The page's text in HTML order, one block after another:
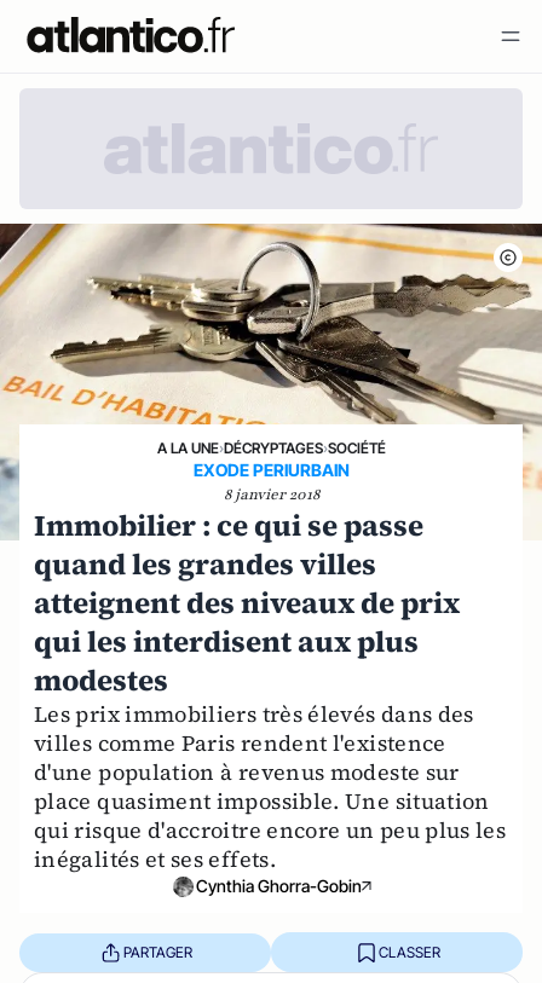
A LA UNE›DÉCRYPTAGES›SOCIÉTÉ
EXODE PERIURBAIN
8 janvier 2018
Immobilier : ce qui se passe
quand les grandes villes
atteignent des niveaux de prix
qui les interdisent aux plus
modestes
Les prix immobiliers très élevés dans des
villes comme Paris rendent l'existence
d'une population à revenus modeste sur
place quasiment impossible. Une situation
qui risque d'accroitre encore un peu plus les
inégalités et ses effets.
Cynthia Ghorra-Gobin
PARTAGER CLASSER